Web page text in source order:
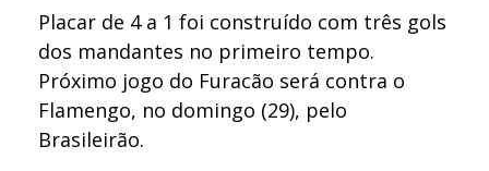
Placar de 4 a 1 foi construído com três gols
dos mandantes no primeiro tempo.
Próximo jogo do Furacão será contra o
Flamengo, no domingo (29), pelo
Brasileirão.